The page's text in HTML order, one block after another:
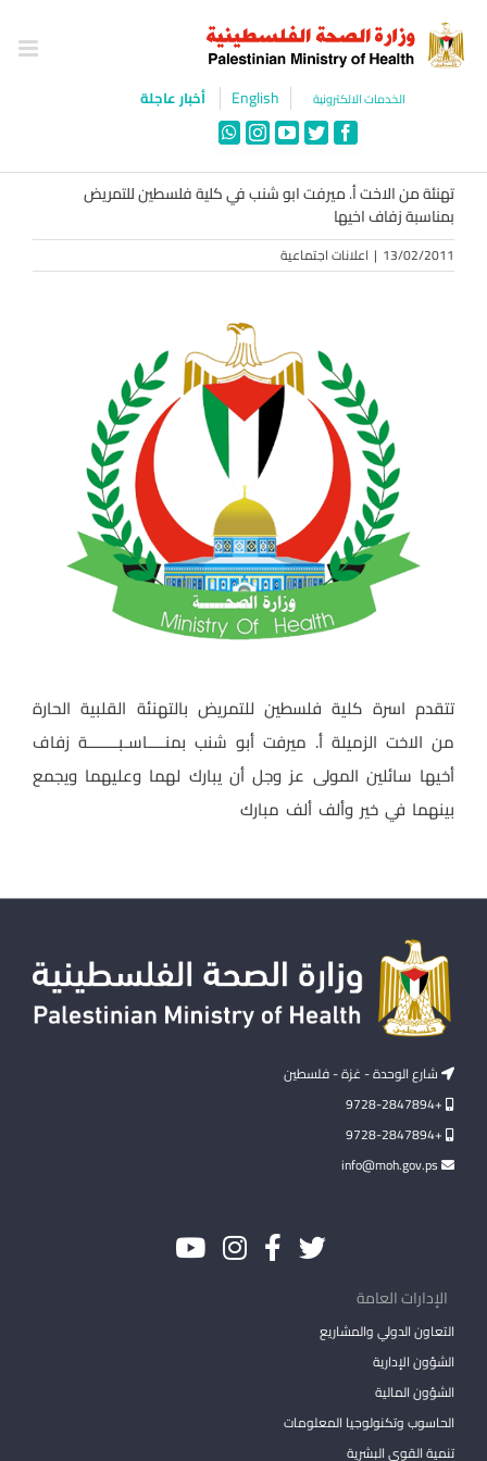
content
الخدمات الالكترونية English أخبار عاجلة
Facebook
Twitter
YouTube
Instagram
WhatsApp
تهنئة من الاخت أ. ميرفت ابو شنب في كلية فلسطين للتمريض
بمناسبة زفاف اخيها
13/02/2011
| اعلانات اجتماعية
تتقدم اسرة كلية فلسطين للتمريض بالتهنئة القلبية الحارة
من الاخت الزميلة أ. ميرفت أبو شنب بمنــــاسـبـــــــة زفاف
أخيها سائلين المولى عز وجل أن يبارك لهما وعليهما ويجمع
بينهما في خير وألف ألف مبارك
شارع الوحدة - غزة - فلسطين
+9728-2847894
+9728-2847894
الإدارات العامة
التعاون الدولي والمشاريع
الشؤون الإدارية
الشؤون المالية
الحاسوب وتكنولوجيا المعلومات
تنمية القوى البشرية